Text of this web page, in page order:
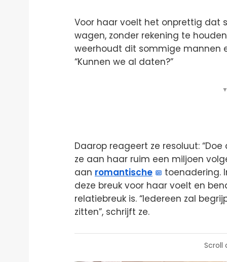
Voor haar voelt het onprettig dat
wagen, zonder rekening te
weerhoudt dit sommige mannen
“Kunnen we al daten?”
Daarop reageert ze resoluut:
ze aan haar ruim een miljoen
aan romantische
toenadering.
deze breuk voor haar voelt en
relatiebreuk is. “Iedereen zal
zitten”, schrijft ze.
Scroll